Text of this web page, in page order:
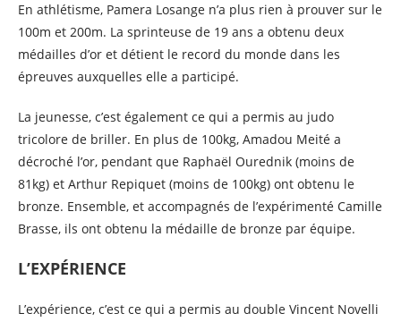
En athlétisme, Pamera Losange n’a plus rien à prouver sur le
100m et 200m. La sprinteuse de 19 ans a obtenu deux
médailles d’or et détient le record du monde dans les
épreuves auxquelles elle a participé.
La jeunesse, c’est également ce qui a permis au judo
tricolore de briller. En plus de 100kg, Amadou Meité a
décroché l’or, pendant que Raphaël Ourednik (moins de
81kg) et Arthur Repiquet (moins de 100kg) ont obtenu le
bronze. Ensemble, et accompagnés de l’expérimenté Camille
Brasse, ils ont obtenu la médaille de bronze par équipe.
L’EXPÉRIENCE
L’expérience, c’est ce qui a permis au double Vincent Novelli